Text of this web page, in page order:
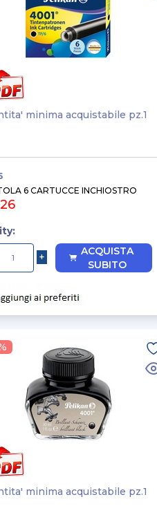
minima acquistabile pz.1
6 CARTUCCE INCHIOSTRO
ACQUISTA
SUBITO
minima acquistabile pz.1